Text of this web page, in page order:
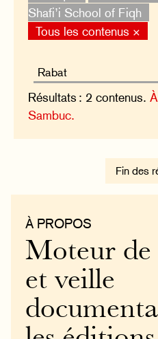
Shafi’i School of Fiqh
Tous les contenus ×
Résultats : 2 contenus.
Sambuc.
Fin des
À PROPOS
Moteur de
et veille